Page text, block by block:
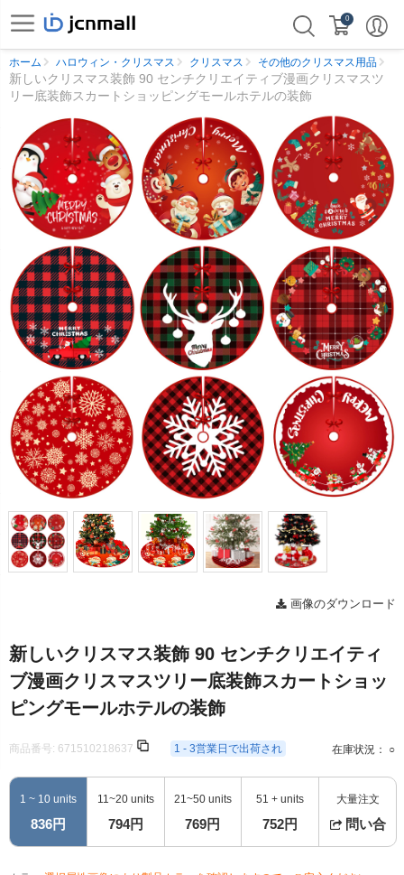
0
ホーム ハロウィン・クリスマス クリスマス その他のクリスマス用品
新しいクリスマス装飾 90 センチクリエイティブ漫画クリスマスツ
リー底装飾スカートショッピングモールホテルの装飾
画像のダウンロード
新しいクリスマス装飾 90 センチクリエイティ
ブ漫画クリスマスツリー底装飾スカートショッ
ピングモールホテルの装飾
商品番号: 671510218637 1 - 3営業日で出荷され 在庫状況： ○
1 ~ 10 units
836円
11~20 units
794円
21~50 units
769円
51 + units
752円
大量注文
問い合